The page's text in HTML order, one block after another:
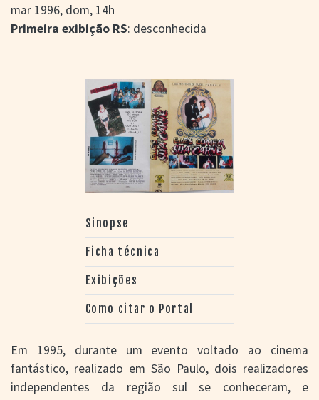
mar 1996, dom, 14h
Primeira exibição RS: desconhecida
Sinopse
Ficha técnica
Exibições
Como citar o Portal
Em 1995, durante um evento voltado ao cinema
fantástico, realizado em São Paulo, dois realizadores
independentes da região sul se conheceram, e